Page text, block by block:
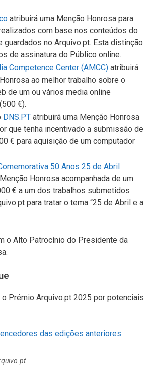
atribuirá uma Menção Honrosa para
com base nos conteúdos do
guardados no Arquivo.pt. Esta distinção
de assinatura do Público online.
Competence Center (AMCC) atribuirá
ao melhor trabalho sobre o
de um ou vários media online
€).
DNS.PT atribuirá uma Menção Honrosa
que tenha incentivado a submissão de
€ para aquisição de um computador
50 Anos 25 de Abril
Honrosa acompanhada de um
€ a um dos trabalhos submetidos
para tratar o tema “25 de Abril e a
o Alto Patrocínio do Presidente da
Prémio Arquivo.pt 2025 por potenciais
das edições anteriores